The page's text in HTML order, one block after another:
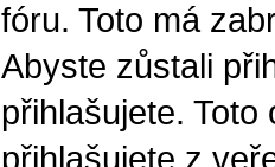
fóru. Toto má
Abyste zůstali
přihlašujete.
přihlašujete z